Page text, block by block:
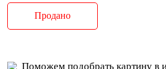
Продано
Поможем подобрать картину в